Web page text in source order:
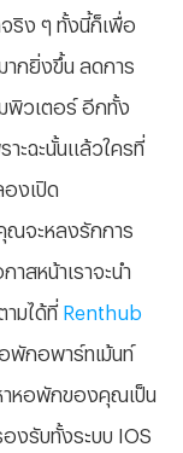
ริง ๆ ทั้งนี้ก็เพื่อ
ากยิ่งขึ้น ลดการ
พิวเตอร์ อีกทั้ง
ะฉะนั้นแล้วใครที่
งเปิด
ณจะหลงรักการ
สหน้าเราจะนำ
มได้ที่ Renthub
พักอพาร์ทเม้นท์
าหอพักของคุณเป็น
องรับทั้งระบบ IOS